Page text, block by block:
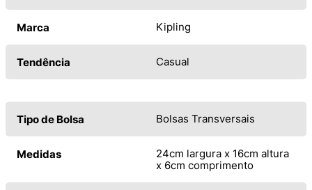
Marca Kipling
Tendência Casual
Tipo de Bolsa Bolsas Transversais
Medidas
24cm largura x 16cm altura
x 6cm comprimento